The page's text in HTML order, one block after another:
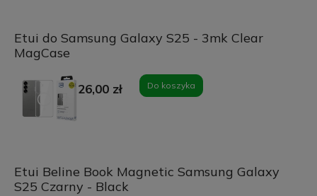
Etui do Samsung Galaxy S25 - 3mk Clear
MagCase
26,00 zł Do koszyka
Etui Beline Book Magnetic Samsung Galaxy
S25 Czarny - Black